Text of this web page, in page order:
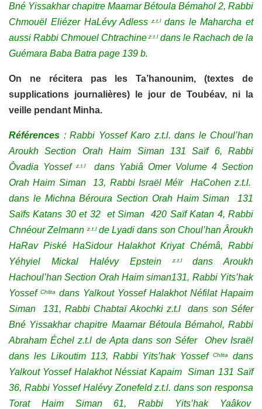
Bné Yissakhar chapitre Maamar Bétoula Bémahol 2, Rabbi
Chmouël Eliézer HaLévy Adless z.t.l dans le Maharcha et
aussi Rabbi Chmouel Chtrachine z.t.ldans le Rachach de la
Guémara Baba Batra page 139 b.
On ne récitera pas les Ta’hanounim, (textes de
supplications journalières) le jour de Toubéav, ni la
veille pendant Minha.
Références : Rabbi Yossef Karo z.t.l. dans le Choul’han
Aroukh Section Orah Haim Siman 131 Saïf 6, Rabbi
Ôvadia Yossef z.t.l
dans Yabiâ Omer Volume 4 Section
Orah Haim Siman 13, Rabbi Israël Méïr HaCohen z.t.l.
dans le Michna Béroura Section Orah Haim Siman 131
Saïfs Katans 30 et 32 et Siman 420 Saïf Katan 4, Rabbi
Chnéour Zelmann z.t.l de Lyadi dans son Choul’han Âroukh
HaRav Piské HaSidour Halakhot Kriyat Chémâ, Rabbi
Yéhyiel Mickal Halévy Epstein
z.t.l dans Aroukh
Hachoul’han Section Orah Haim siman131, Rabbi Yits’hak
Yossef Chlita
dans Yalkout Yossef Halakhot Néfilat Hapaim
Siman 131, Rabbi Chabtaï Akochki z.t.l dans son Séfer
Bné Yissakhar chapitre Maamar Bétoula Bémahol, Rabbi
Abraham Échel z.t.l de Apta dans son Séfer Ohev Israël
dans les Likoutim 113, Rabbi Yits’hak YossefChlita
dans
Yalkout Yossef Halakhot Néssiat Kapaim Siman 131 Saïf
36, Rabbi Yossef Halévy Zonefeld z.t.l. dans son responsa
Torat Haim Siman 61, Rabbi Yits’hak Yaâkov